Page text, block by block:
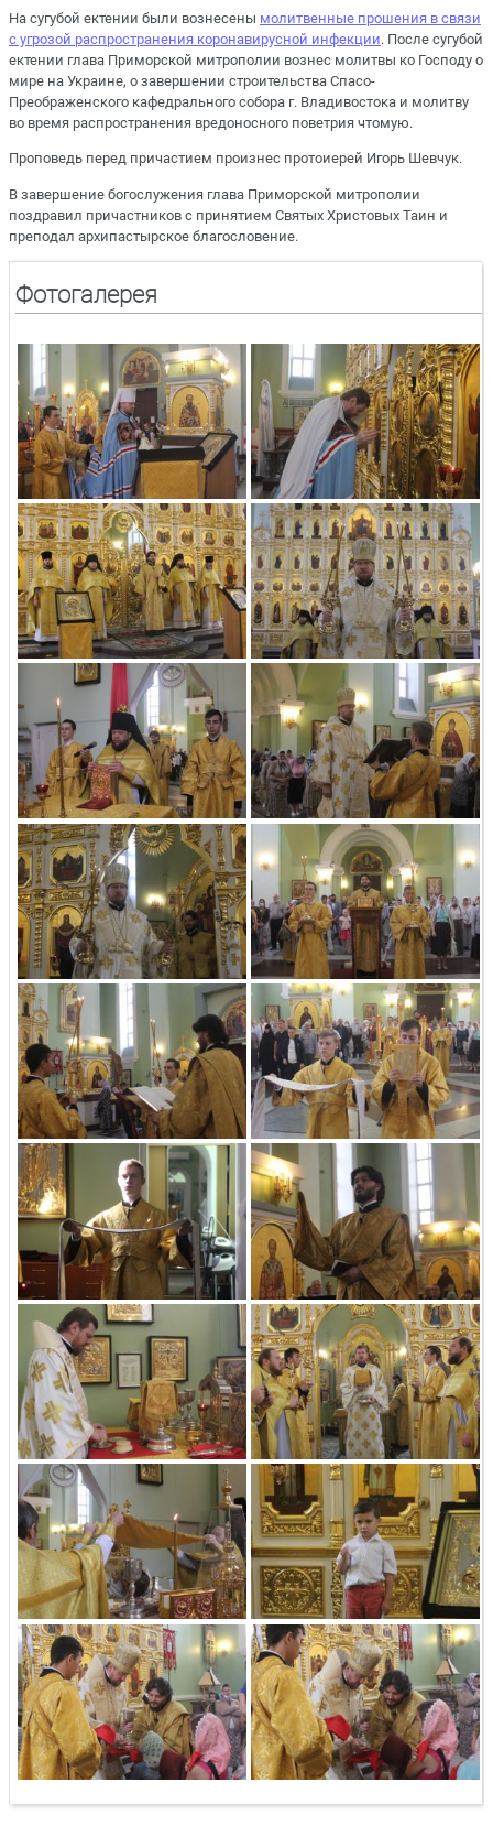
На сугубой ектении были вознесены молитвенные прошения в связи
с угрозой распространения коронавирусной инфекции. После сугубой
ектении глава Приморской митрополии вознес молитвы ко Господу о
мире на Украине, о завершении строительства Спасо-
Преображенского кафедрального собора г. Владивостока и молитву
во время распространения вредоносного поветрия чтомую.
Проповедь перед причастием произнес протоиерей Игорь Шевчук.
В завершение богослужения глава Приморской митрополии
поздравил причастников с принятием Святых Христовых Таин и
преподал архипастырское благословение.
Фотогалерея